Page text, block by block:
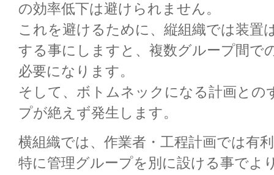
の効率低下は避けられません。
これを避けるために、縦組織では装置
する事にしますと、複数グループ間で
必要になります。
そして、ボトムネックになる計画との
プが絶えず発生します。
横組織では、作業者・工程計画では有
特に管理グループを別に設ける事でよ